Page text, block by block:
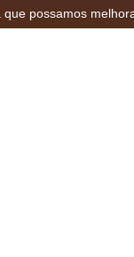
possamos